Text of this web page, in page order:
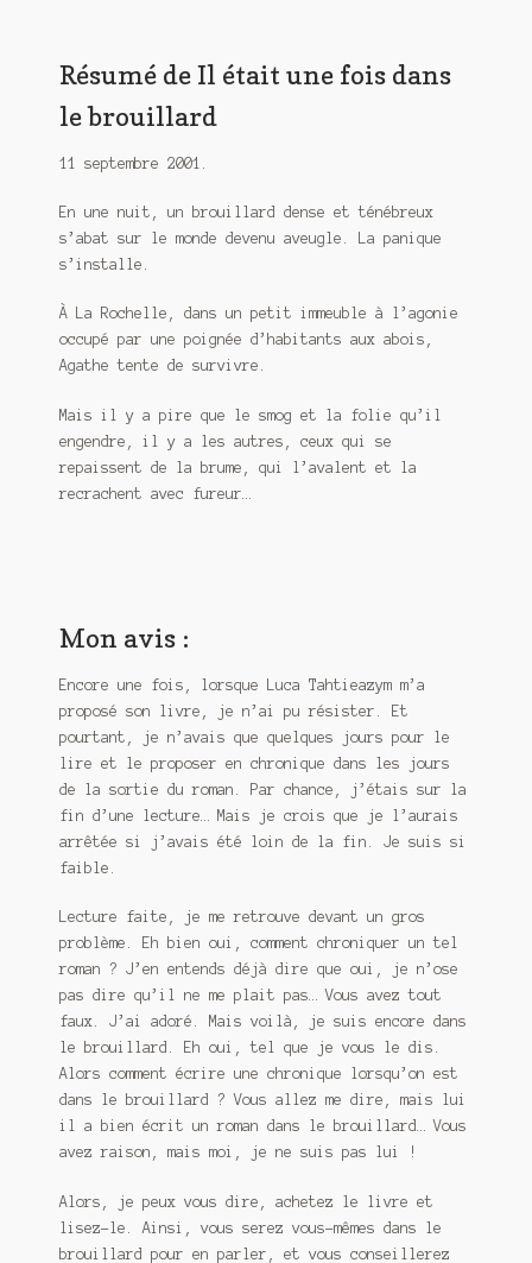
Panier
Sans retour
Sauver ou périr
Une baffe et ça repart
Résumé de Il était une fois dans
le brouillard
11 septembre 2001.
En une nuit, un brouillard dense et ténébreux
s’abat sur le monde devenu aveugle. La panique
s’installe.
À La Rochelle, dans un petit immeuble à l’agonie
occupé par une poignée d’habitants aux abois,
Agathe tente de survivre.
Mais il y a pire que le smog et la folie qu’il
engendre, il y a les autres, ceux qui se
repaissent de la brume, qui l’avalent et la
recrachent avec fureur…
Mon avis :
Encore une fois, lorsque Luca Tahtieazym m’a
proposé son livre, je n’ai pu résister. Et
pourtant, je n’avais que quelques jours pour le
lire et le proposer en chronique dans les jours
de la sortie du roman. Par chance, j’étais sur la
fin d’une lecture… Mais je crois que je l’aurais
arrêtée si j’avais été loin de la fin. Je suis si
faible.
Lecture faite, je me retrouve devant un gros
problème. Eh bien oui, comment chroniquer un tel
roman ? J’en entends déjà dire que oui, je n’ose
pas dire qu’il ne me plait pas… Vous avez tout
faux. J’ai adoré. Mais voilà, je suis encore dans
le brouillard. Eh oui, tel que je vous le dis.
Alors comment écrire une chronique lorsqu’on est
dans le brouillard ? Vous allez me dire, mais lui
il a bien écrit un roman dans le brouillard… Vous
avez raison, mais moi, je ne suis pas lui !
Alors, je peux vous dire, achetez le livre et
lisez-le. Ainsi, vous serez vous-mêmes dans le
brouillard pour en parler, et vous conseillerez